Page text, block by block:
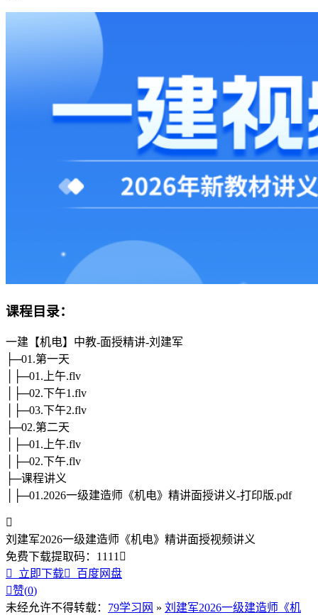
课程目录：
一建【机电】中教-面授精讲-刘建军
├─01.第一天
│├─01.上午.flv
│├─02.下午1.flv
│├─03.下午2.flv
├─02.第二天
│├─01.上午.flv
│├─02.下午.flv
├─课程讲义
│├─01.2026一级建造师《机电》精讲面授讲义-打印版.pdf

刘建军2026一级建造师《机电》精讲面授视频讲义
免费下载提取码： 1111 

立即下载
百度网盘
赞(0)
未经允许不得转载： 79学习网 » 刘建军2026一级建造师《机